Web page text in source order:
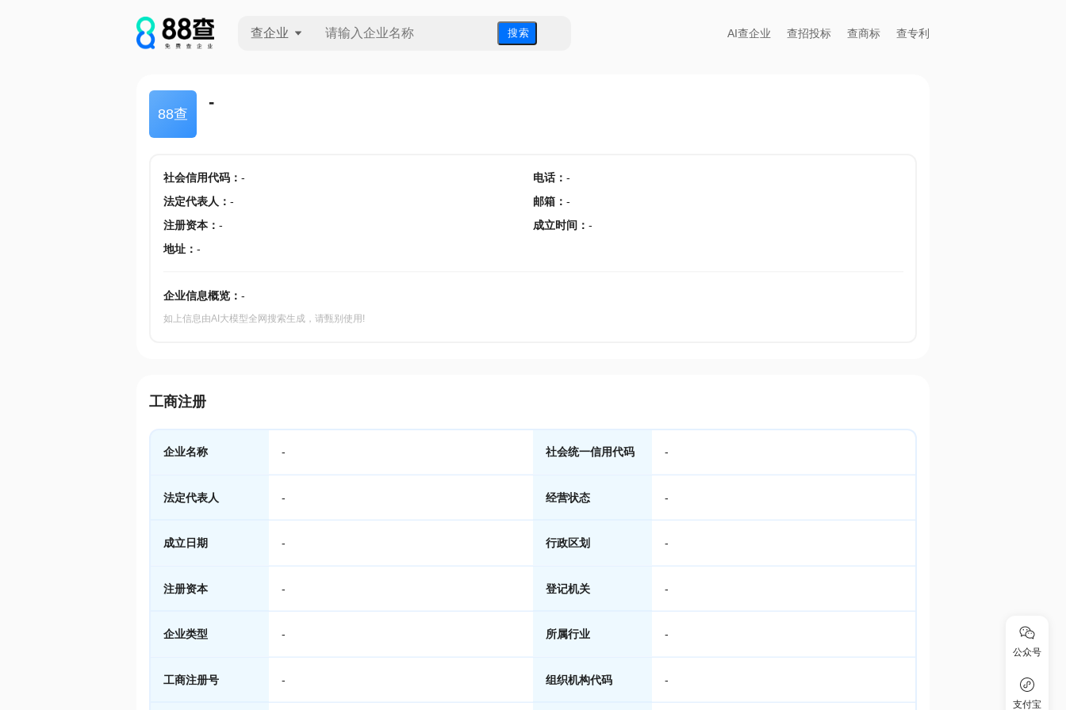
查企业 搜 索 AI查企业 查招投标 查商标 查专利
88查
-
社会信用代码： - 电话： -
法定代表人 ： - 邮箱 ： -
注册资本： - 成立时间 ： -
地址： -
企业信息概览： -
如上信息由AI大模型全网搜索生成，请甄别使用!
工商注册
企业名称 - 社会统一信用代码 -
法定代表人 - 经营状态 -
成立日期 - 行政区划 -
注册资本 - 登记机关 -
企业类型 - 所属行业 -
工商注册号 - 组织机构代码 -
公众号
支付宝